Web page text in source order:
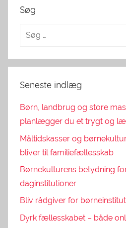
Søg
Seneste indlæg
Børn, landbrug og store
planlægger du et trygt og
Måltidskasser og
bliver til familiefællesskab
Børnekulturens betydning
daginstitutioner
Bliv rådgiver for
Dyrk fællesskabet – både